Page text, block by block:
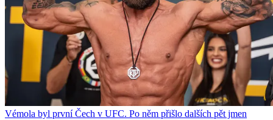
Vémola byl první Čech v UFC. Po něm přišlo dalších pět jmen